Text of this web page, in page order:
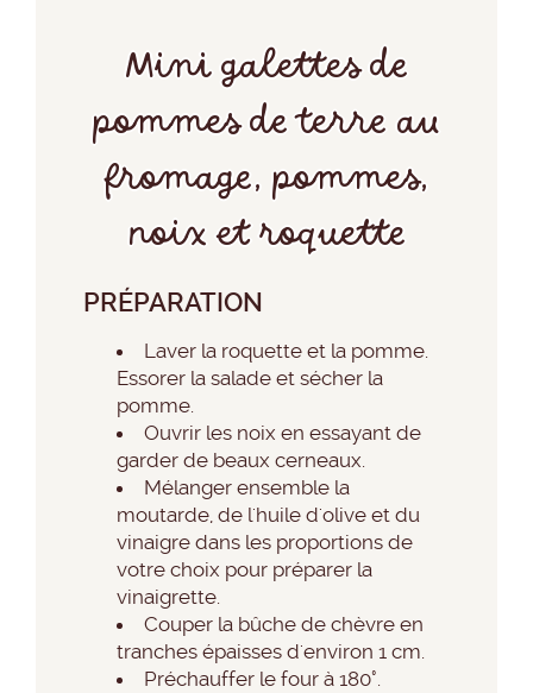
Mini galettes de
pommes de terre au
fromage, pommes,
noix et roquette
PRÉPARATION
Laver la roquette et la pomme.
Essorer la salade et sécher la
pomme.
Ouvrir les noix en essayant de
garder de beaux cerneaux.
Mélanger ensemble la
moutarde, de l'huile d'olive et du
vinaigre dans les proportions de
votre choix pour préparer la
vinaigrette.
Couper la bûche de chèvre en
tranches épaisses d'environ 1 cm.
Préchauffer le four à 180°.